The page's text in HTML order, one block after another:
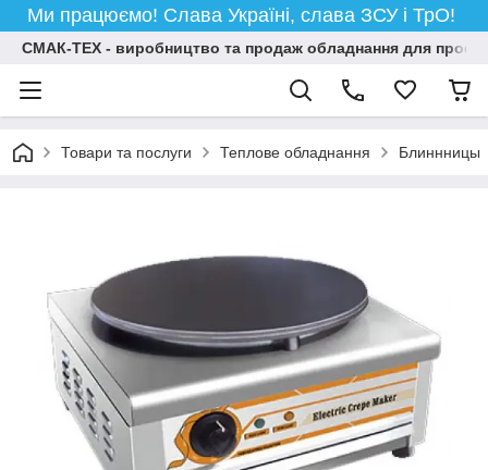
Ми працюємо! Слава Україні, слава ЗСУ і ТрО!
СМАК-ТЕХ - виробництво та продаж обладнання для
Товари та послуги Теплове обладнання Блиннницы